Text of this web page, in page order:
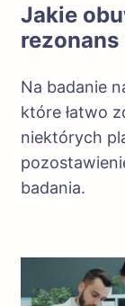
Jakie
Na badanie
które łatwo
niektórych
badania.
wpisu